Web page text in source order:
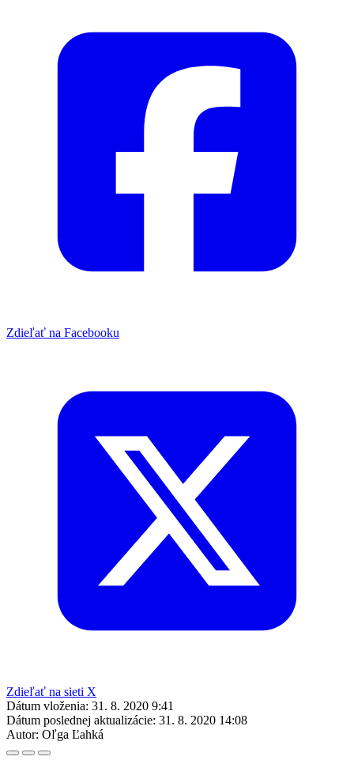
Zdieľať na Facebooku
Zdieľať na sieti X
Dátum vloženia: 31. 8. 2020 9:41
Dátum poslednej aktualizácie: 31. 8. 2020 14:08
Autor: Oľga Ľahká